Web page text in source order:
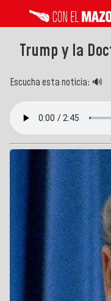
Trump y la
Escucha esta noticia: 🔊